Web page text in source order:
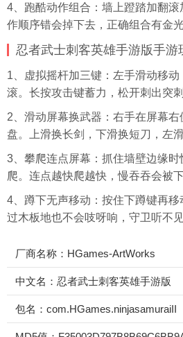
4、跑酷动作组合：墙上蹬踏加翻
作顺序错会掉下去，正确组合有金光
忍者武士刺客英雄手游版手游
1、虚拟摇杆加三键：左手滑动移
滚。长按攻击键蓄力，松开刺出突
2、滑动屏幕换武器：右手在屏幕
盘。上滑换长剑，下滑换短刀，左
3、攀爬连点屏幕：抓住墙壁边缘
爬。连点越快爬越快，慢吞吞会被
4、蹲下无声移动：按住下蹲键再
过木板地也不会吱呀响，守卫听不见
厂商名称：HGames-ArtWorks
中文名：忍者武士刺客英雄手游版
包名：com.HGames.ninjasamuraiII